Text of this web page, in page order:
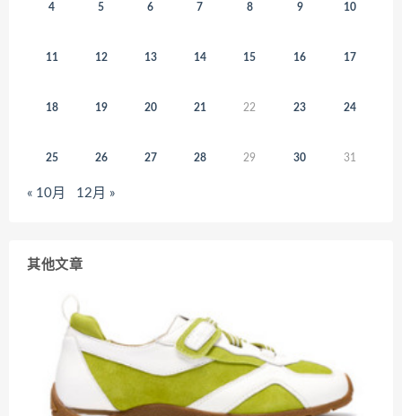
4 5 6 7 8 9 10
11 12 13 14 15 16 17
18 19 20 21 22 23 24
25 26 27 28 29 30 31
« 10月 12月 »
其他文章